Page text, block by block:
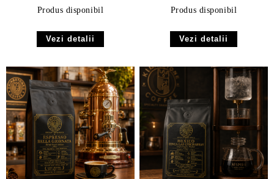
Produs disponibil
Vezi detalii
Produs disponibil
Vezi detalii